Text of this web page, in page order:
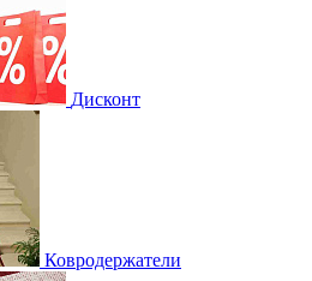
Дисконт
Ковродержатели